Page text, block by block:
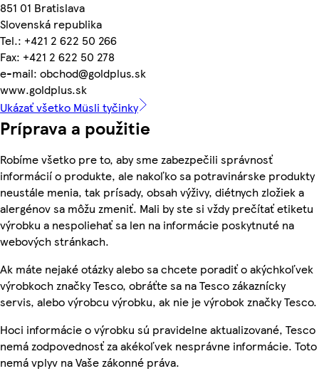
851 01 Bratislava
Slovenská republika
Tel.: +421 2 622 50 266
Fax: +421 2 622 50 278
e-mail: obchod@goldplus.sk
www.goldplus.sk
Ukázať všetko Müsli tyčinky
Príprava a použitie
Robíme všetko pre to, aby sme zabezpečili správnosť
informácií o produkte, ale nakoľko sa potravinárske produkty
neustále menia, tak prísady, obsah výživy, diétnych zložiek a
alergénov sa môžu zmeniť. Mali by ste si vždy prečítať etiketu
výrobku a nespoliehať sa len na informácie poskytnuté na
webových stránkach.
Ak máte nejaké otázky alebo sa chcete poradiť o akýchkoľvek
výrobkoch značky Tesco, obráťte sa na Tesco zákaznícky
servis, alebo výrobcu výrobku, ak nie je výrobok značky Tesco.
Hoci informácie o výrobku sú pravidelne aktualizované, Tesco
nemá zodpovednosť za akékoľvek nesprávne informácie. Toto
nemá vplyv na Vaše zákonné práva.